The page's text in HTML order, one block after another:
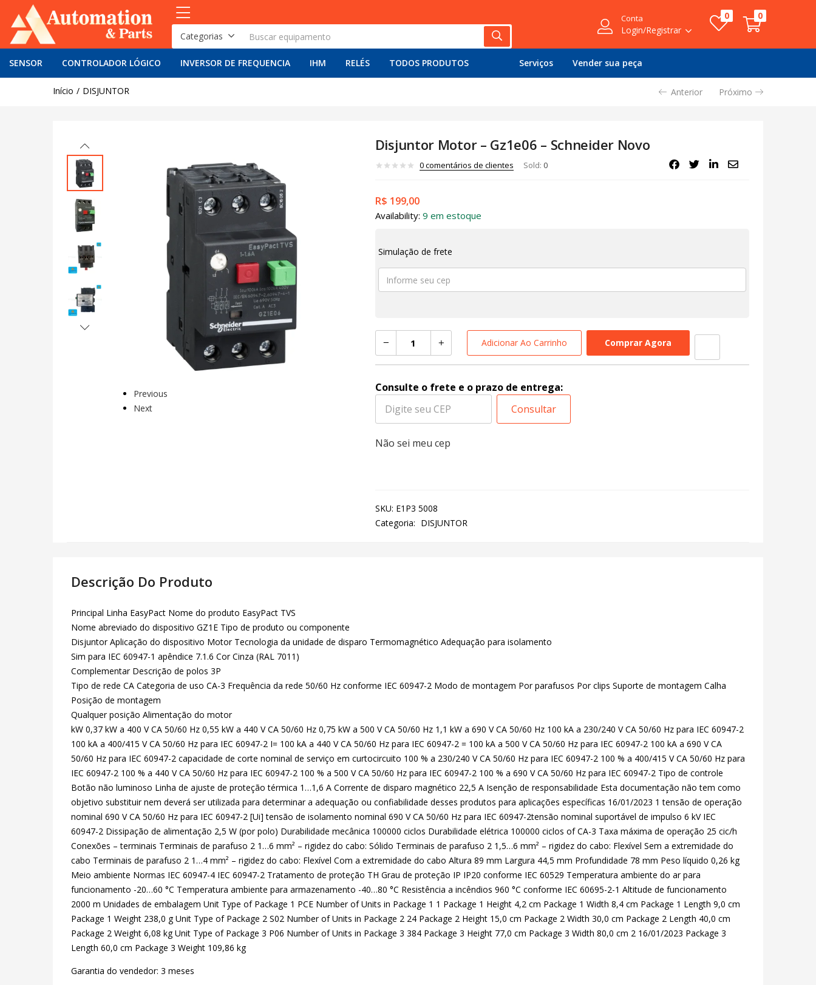
Categorias
Conta
Login/Registrar
0 0
SENSOR CONTROLADOR LÓGICO INVERSOR DE FREQUENCIA IHM RELÉS TODOS PRODUTOS Serviços Vender sua peça
Início DISJUNTOR Anterior Próximo
Previous
Next
Disjuntor Motor – Gz1e06 – Schneider Novo
0comentários de clientes Sold: 0
R$ 199,00
Availability: 9 em estoque
Simulação de frete
Adicionar Ao Carrinho Comprar Agora
Consulte o frete e o prazo de entrega:
Consultar
Não sei meu cep
SKU: E1P3 5008
Categoria: DISJUNTOR
Descrição Do Produto
Principal Linha EasyPact Nome do produto EasyPact TVS
Nome abreviado do dispositivo GZ1E Tipo de produto ou componente
Disjuntor Aplicação do dispositivo Motor Tecnologia da unidade de disparo Termomagnético Adequação para isolamento
Sim para IEC 60947-1 apêndice 7.1.6 Cor Cinza (RAL 7011)
Complementar Descrição de polos 3P
Tipo de rede CA Categoria de uso CA-3 Frequência da rede 50/60 Hz conforme IEC 60947-2 Modo de montagem Por parafusos Por clips Suporte de montagem Calha
Posição de montagem
Qualquer posição Alimentação do motor
kW 0,37 kW a 400 V CA 50/60 Hz 0,55 kW a 440 V CA 50/60 Hz 0,75 kW a 500 V CA 50/60 Hz 1,1 kW a 690 V CA 50/60 Hz 100 kA a 230/240 V CA 50/60 Hz para IEC 60947-2
100 kA a 400/415 V CA 50/60 Hz para IEC 60947-2 I= 100 kA a 440 V CA 50/60 Hz para IEC 60947-2 = 100 kA a 500 V CA 50/60 Hz para IEC 60947-2 100 kA a 690 V CA
50/60 Hz para IEC 60947-2 capacidade de corte nominal de serviço em curtocircuito 100 % a 230/240 V CA 50/60 Hz para IEC 60947-2 100 % a 400/415 V CA 50/60 Hz para
IEC 60947-2 100 % a 440 V CA 50/60 Hz para IEC 60947-2 100 % a 500 V CA 50/60 Hz para IEC 60947-2 100 % a 690 V CA 50/60 Hz para IEC 60947-2 Tipo de controle
Botão não luminoso Linha de ajuste de proteção térmica 1…1,6 A Corrente de disparo magnético 22,5 A Isenção de responsabilidade Esta documentação não tem como
objetivo substituir nem deverá ser utilizada para determinar a adequação ou confiabilidade desses produtos para aplicações específicas 16/01/2023 1 tensão de operação
nominal 690 V CA 50/60 Hz para IEC 60947-2 [Ui] tensão de isolamento nominal 690 V CA 50/60 Hz para IEC 60947-2tensão nominal suportável de impulso 6 kV IEC
60947-2 Dissipação de alimentação 2,5 W (por polo) Durabilidade mecânica 100000 ciclos Durabilidade elétrica 100000 ciclos of CA-3 Taxa máxima de operação 25 cic/h
Conexões – terminais Terminais de parafuso 2 1…6 mm² – rigidez do cabo: Sólido Terminais de parafuso 2 1,5…6 mm² – rigidez do cabo: Flexível Sem a extremidade do
cabo Terminais de parafuso 2 1…4 mm² – rigidez do cabo: Flexível Com a extremidade do cabo Altura 89 mm Largura 44,5 mm Profundidade 78 mm Peso líquido 0,26 kg
Meio ambiente Normas IEC 60947-4 IEC 60947-2 Tratamento de proteção TH Grau de proteção IP IP20 conforme IEC 60529 Temperatura ambiente do ar para
funcionamento -20…60 °C Temperatura ambiente para armazenamento -40…80 °C Resistência a incêndios 960 °C conforme IEC 60695-2-1 Altitude de funcionamento
2000 m Unidades de embalagem Unit Type of Package 1 PCE Number of Units in Package 1 1 Package 1 Height 4,2 cm Package 1 Width 8,4 cm Package 1 Length 9,0 cm
Package 1 Weight 238,0 g Unit Type of Package 2 S02 Number of Units in Package 2 24 Package 2 Height 15,0 cm Package 2 Width 30,0 cm Package 2 Length 40,0 cm
Package 2 Weight 6,08 kg Unit Type of Package 3 P06 Number of Units in Package 3 384 Package 3 Height 77,0 cm Package 3 Width 80,0 cm 2 16/01/2023 Package 3
Length 60,0 cm Package 3 Weight 109,86 kg
Garantia do vendedor: 3 meses